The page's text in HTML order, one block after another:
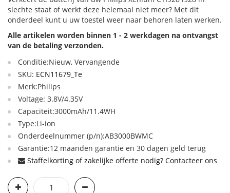
slechte staat of werkt deze helemaal niet meer? Met dit
onderdeel kunt u uw toestel weer naar behoren laten werken.
Alle artikelen worden binnen 1 - 2 werkdagen na ontvangst
van de betaling verzonden.
Conditie:Nieuw, Vervangende
SKU: ECN11679_Te
Merk:Philips
Voltage: 3.8V/4.35V
Capaciteit:3000mAh/11.4WH
Type:Li-ion
Onderdeelnummer (p/n):AB3000BWMC
Garantie:12 maanden garantie en 30 dagen geld terug
Staffelkorting of zakelijke offerte nodig? Contacteer ons